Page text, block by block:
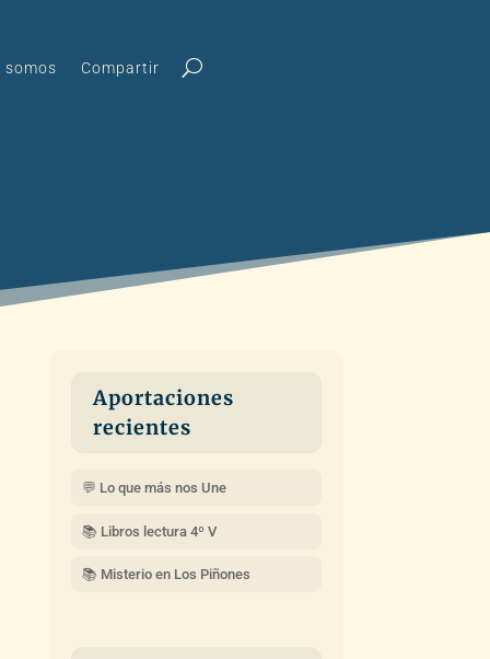
somos Compartir
Aportaciones
recientes
💬 Lo que más nos Une
📚 Libros lectura 4º V
📚 Misterio en Los Piñones